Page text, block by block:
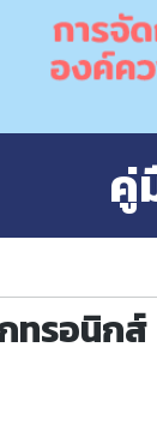
คู่
ทรอนิกส์